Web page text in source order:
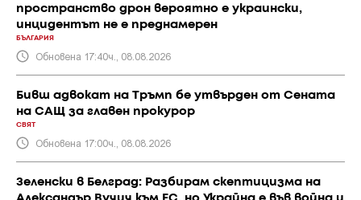
пространство дрон вероятно е украински,
инцидентът не е преднамерен
БЪЛГАРИЯ
Обновена 17:40ч., 08.08.2026
Бивш адвокат на Тръмп бе утвърден от Сената
на САЩ за главен прокурор
СВЯТ
Обновена 17:00ч., 08.08.2026
Зеленски в Белград: Разбирам скептицизма на